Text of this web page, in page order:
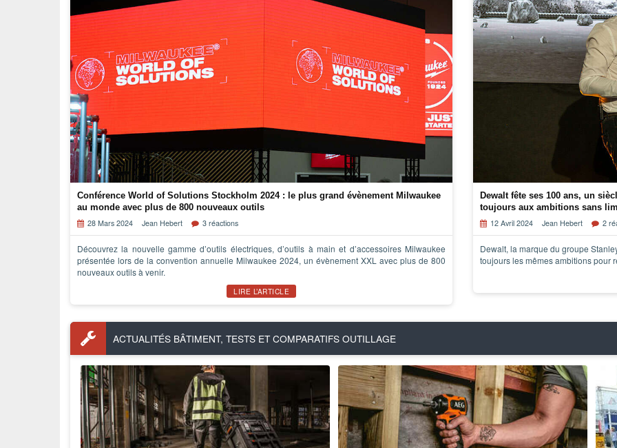
Conférence World of Solutions Stockholm 2024 : le plus grand évènement Milwaukee
au monde avec plus de 800 nouveaux outils
28 Mars 2024
Jean Hebert 3 réactions
Découvrez la nouvelle gamme d’outils électriques, d’outils à main et d’accessoires Milwaukee
présentée lors de la convention annuelle Milwaukee 2024, un évènement XXL avec plus de 800
nouveaux outils à venir.
LIRE L’ARTICLE
Dewalt fête ses 100 ans, un
toujours aux ambitions sans
12 Avril 2024
Jean Hebert 2
Dewalt, la marque du groupe
toujours les mêmes ambitions pour
ACTUALITÉS BÂTIMENT, TESTS ET COMPARATIFS OUTILLAGE